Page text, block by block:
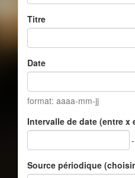
Titre
Date
format: aaaa-mm-jj
Intervalle de date (entre x
-
Source périodique